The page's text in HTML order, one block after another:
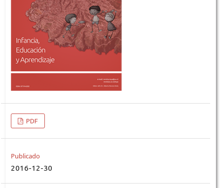
PDF
Publicado
2016-12-30